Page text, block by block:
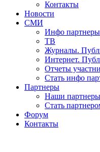
Контакты
Новости
СМИ
Инфо партнеры
ТВ
Журналы.
Интернет.
Отчеты
Стать инфо
Партнеры
Наши партнеры
Стать
Форум
Контакты